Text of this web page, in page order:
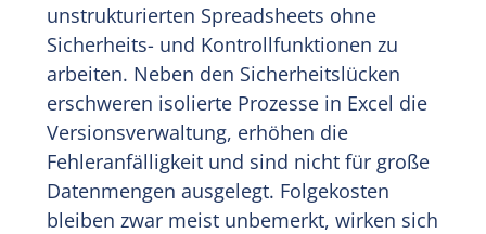
unstrukturierten Spreadsheets ohne
Sicherheits- und Kontrollfunktionen zu
arbeiten. Neben den Sicherheitslücken
erschweren isolierte Prozesse in Excel die
Versionsverwaltung, erhöhen die
Fehleranfälligkeit und sind nicht für große
Datenmengen ausgelegt. Folgekosten
bleiben zwar meist unbemerkt, wirken sich